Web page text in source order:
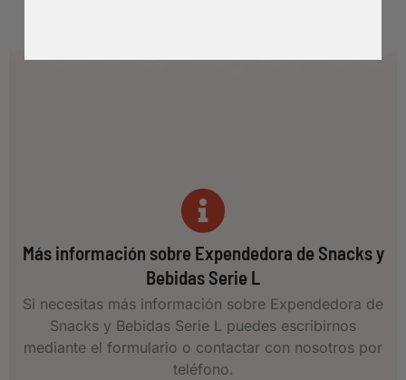
Más información sobre Expendedora de Snacks y
Bebidas Serie L
Si necesitas más información sobre Expendedora de
Snacks y Bebidas Serie L puedes escribirnos
mediante el formulario o contactar con nosotros por
teléfono.